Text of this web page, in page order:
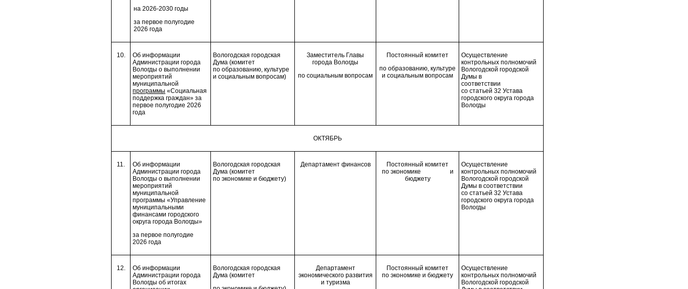
на 2026-2030 годы
за первое полугодие
2026 года
10.
Об информации
Администрации города
Вологды о выполнении
мероприятий
муниципальной
программы «Социальная
поддержка граждан» за
первое полугодие 2026
года
Вологодская городская
Дума (комитет
по образованию, культуре
и социальным вопросам)
Заместитель Главы
города Вологды
по социальным вопросам
Постоянный комитет
по образованию, культуре
и социальным вопросам
Осуществление
контрольных полномочий
Вологодской городской
Думы в
соответствии
со статьей 32 Устава
городского округа города
Вологды
ОКТЯБРЬ
11.
Об информации
Администрации города
Вологды о выполнении
мероприятий
муниципальной
программы «Управление
муниципальными
финансами городского
округа города Вологды»
за первое полугодие
2026 года
Вологодская городская
Дума (комитет
по экономике и бюджету)
Департамент финансов
Постоянный комитет
по экономике и
бюджету
Осуществление
контрольных полномочий
Вологодской городской
Думы в соответствии
со статьей 32 Устава
городского округа города
Вологды
12.
Об информации
Администрации города
Вологды об итогах
Вологодская городская
Дума (комитет
Департамент
экономического развития
и туризма
Постоянный комитет
по экономике и бюджету
Осуществление
контрольных полномочий
Вологодской городской